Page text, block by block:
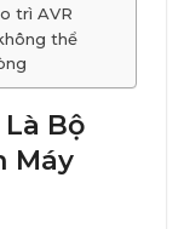
trì AVR
thể
Bộ
Máy